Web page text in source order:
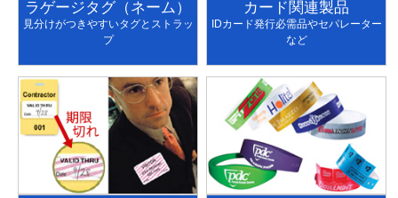
ラゲージタグ（ネーム）
見分けがつきやすいタグとストラッ
プ
カード関連製品
IDカード発行必需品やセパレーター
など